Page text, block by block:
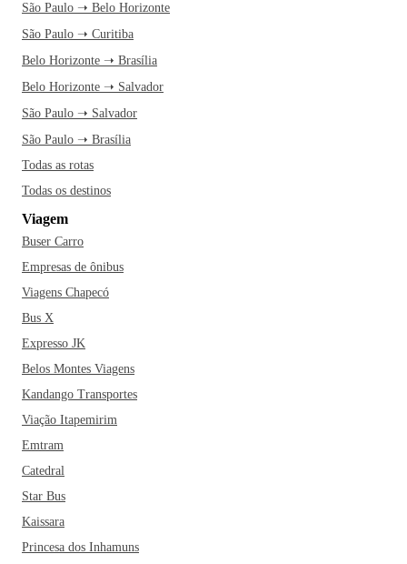
São Paulo ➝ Belo Horizonte
São Paulo ➝ Curitiba
Belo Horizonte ➝ Brasília
Belo Horizonte ➝ Salvador
São Paulo ➝ Salvador
São Paulo ➝ Brasília
Todas as rotas
Todas os destinos
Viagem
Buser Carro
Empresas de ônibus
Viagens Chapecó
Bus X
Expresso JK
Belos Montes Viagens
Kandango Transportes
Viação Itapemirim
Emtram
Catedral
Star Bus
Kaissara
Princesa dos Inhamuns